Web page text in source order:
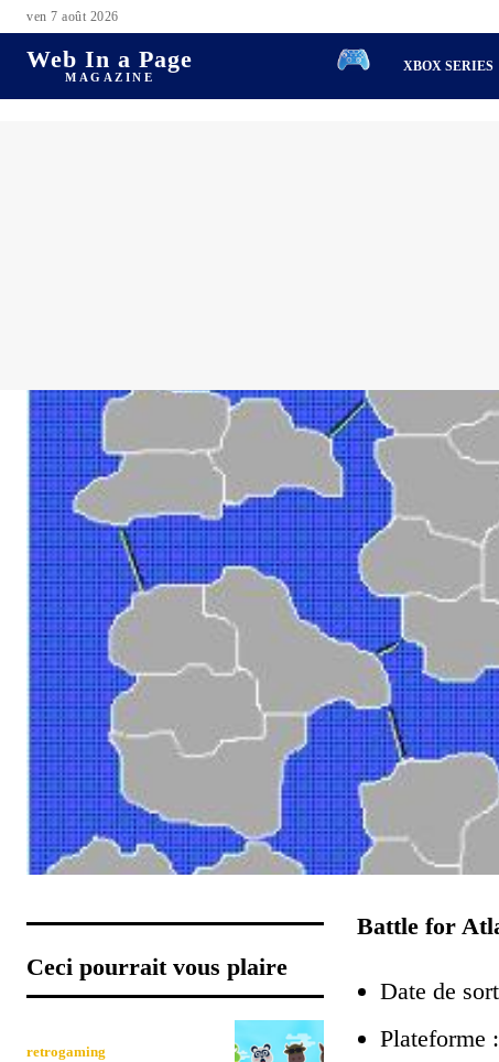
ven 7 août 2026
Web In a Page
MAGAZINE
XBOX SERIES
Ceci pourrait vous plaire
retrogaming
Battle for
Date de
Plateforme